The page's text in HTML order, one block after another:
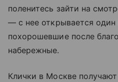
поленитесь зайти на
— с нее открывается
похорошевшие после
набережные.
Клички в Москве